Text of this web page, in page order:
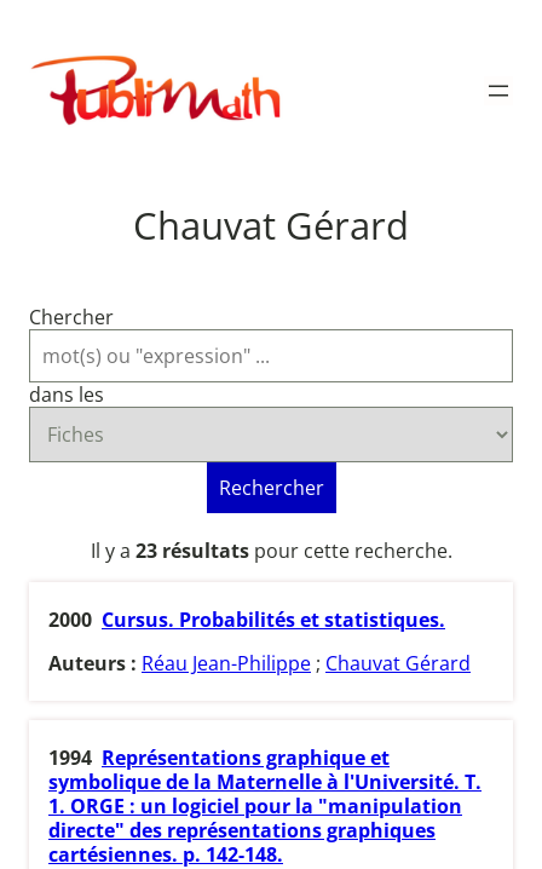
contenu
Publimath
Chauvat Gérard
Chercher
dans les
Rechercher
Il y a 23 résultatspour cette recherche.
2000 Cursus. Probabilités et statistiques.
Auteurs : Réau Jean-Philippe ; Chauvat Gérard
1994 Représentations graphique et
symbolique de la Maternelle à l'Université. T.
1. ORGE : un logiciel pour la "manipulation
directe" des représentations graphiques
cartésiennes. p. 142-148.